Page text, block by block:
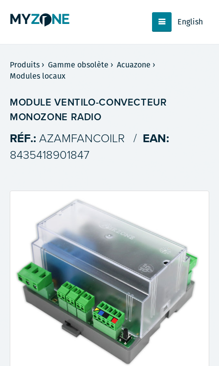
English
Produits › Gamme obsolète › Acuazone ›
Modules locaux
MODULE VENTILO-CONVECTEUR
MONOZONE RADIO
RÉF.: AZAMFANCOILR / EAN:
8435418901847